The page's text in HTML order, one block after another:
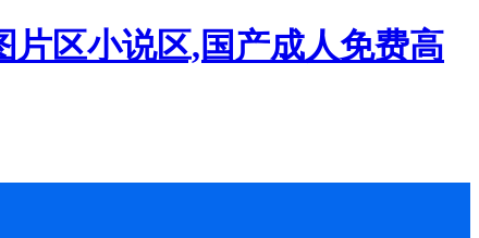
片区小说区,国产成人免费高